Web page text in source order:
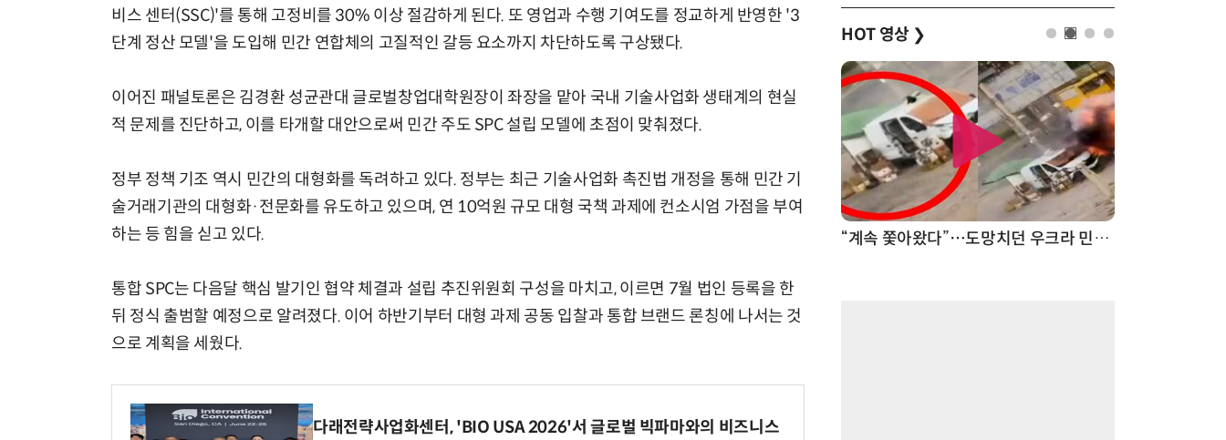
비스 센터(SSC)'를 통해 고정비를 30% 이상 절감하게 된다. 또 영업과 수행 기여도를 정교하게 반영한 '3
단계 정산 모델'을 도입해 민간 연합체의 고질적인 갈등 요소까지 차단하도록 구상됐다.
이어진 패널토론은 김경환 성균관대 글로벌창업대학원장이 좌장을 맡아 국내 기술사업화 생태계의 현실
적 문제를 진단하고, 이를 타개할 대안으로써 민간 주도 SPC 설립 모델에 초점이 맞춰졌다.
정부 정책 기조 역시 민간의 대형화를 독려하고 있다. 정부는 최근 기술사업화 촉진법 개정을 통해 민간 기
술거래기관의 대형화·전문화를 유도하고 있으며, 연 10억원 규모 대형 국책 과제에 컨소시엄 가점을 부여
하는 등 힘을 싣고 있다.
통합 SPC는 다음달 핵심 발기인 협약 체결과 설립 추진위원회 구성을 마치고, 이르면 7월 법인 등록을 한
뒤 정식 출범할 예정으로 알려졌다. 이어 하반기부터 대형 과제 공동 입찰과 통합 브랜드 론칭에 나서는 것
으로 계획을 세웠다.
다래전략사업화센터, 'BIO USA 2026'서 글로벌 빅파마와의 비즈니스
HOT 영상 ❯
“계속 쫓아왔다”…도망치던 우크라 민간인 공격한 러 자폭 드론